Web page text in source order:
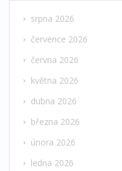
srpna 2026
července 2026
června 2026
května 2026
dubna 2026
března 2026
února 2026
ledna 2026